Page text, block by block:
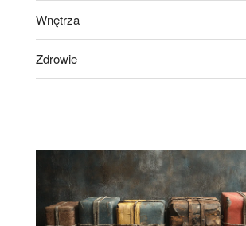
Wnętrza
Zdrowie